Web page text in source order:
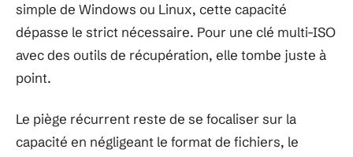
simple de Windows ou Linux, cette capacité
dépasse le strict nécessaire. Pour une clé multi-ISO
avec des outils de récupération, elle tombe juste à
point.
Le piège récurrent reste de se focaliser sur la
capacité en négligeant le format de fichiers, le